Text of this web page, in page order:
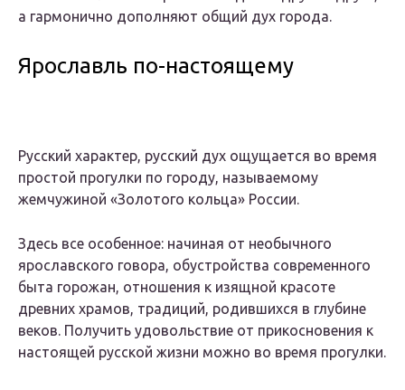
а гармонично дополняют общий дух города.
Ярославль по-настоящему
Русский характер, русский дух ощущается во время
простой прогулки по городу, называемому
жемчужиной «Золотого кольца» России.
Здесь все особенное: начиная от необычного
ярославского говора, обустройства современного
быта горожан, отношения к изящной красоте
древних храмов, традиций, родившихся в глубине
веков. Получить удовольствие от прикосновения к
настоящей русской жизни можно во время прогулки.